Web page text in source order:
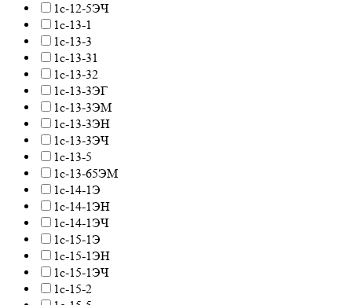
1с-12-5ЭЧ
1с-13-1
1с-13-3
1с-13-31
1с-13-32
1с-13-3ЭГ
1с-13-3ЭМ
1с-13-3ЭН
1с-13-3ЭЧ
1с-13-5
1с-13-65ЭМ
1с-14-1Э
1с-14-1ЭН
1с-14-1ЭЧ
1с-15-1Э
1с-15-1ЭН
1с-15-1ЭЧ
1с-15-2